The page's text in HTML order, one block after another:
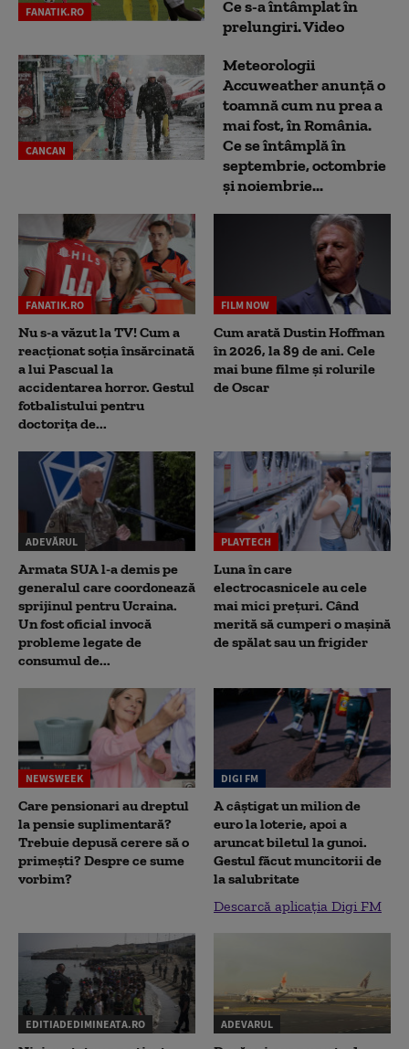
FANATIK.RO
Ce s-a întâmplat în
prelungiri. Video
CANCAN
Meteorologii
Accuweather anunță o
toamnă cum nu prea a
mai fost, în România.
Ce se întâmplă în
septembrie, octombrie
și noiembrie...
FANATIK.RO
Nu s-a văzut la TV! Cum a
reacţionat soţia însărcinată
a lui Pascual la
accidentarea horror. Gestul
fotbalistului pentru
doctoriţa de...
FILM NOW
Cum arată Dustin Hoffman
în 2026, la 89 de ani. Cele
mai bune filme și rolurile
de Oscar
ADEVĂRUL
Armata SUA l-a demis pe
generalul care coordonează
sprijinul pentru Ucraina.
Un fost oficial invocă
probleme legate de
consumul de...
PLAYTECH
Luna în care
electrocasnicele au cele
mai mici prețuri. Când
merită să cumperi o mașină
de spălat sau un frigider
NEWSWEEK
Care pensionari au dreptul
la pensie suplimentară?
Trebuie depusă cerere să o
primești? Despre ce sume
vorbim?
DIGI FM
A câștigat un milion de
euro la loterie, apoi a
aruncat biletul la gunoi.
Gestul făcut muncitorii de
la salubritate
Descarcă aplicația Digi FM
EDITIADEDIMINEATA.RO ADEVARUL